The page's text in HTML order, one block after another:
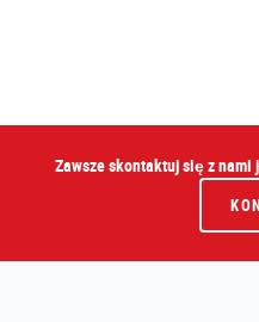
Zawsze skontaktuj się z